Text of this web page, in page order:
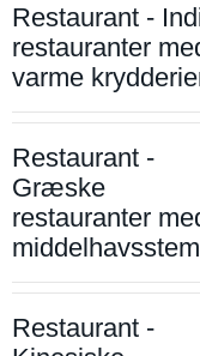
Restaurant -
restauranter
varme
Restaurant -
Græske
restauranter
Restaurant -